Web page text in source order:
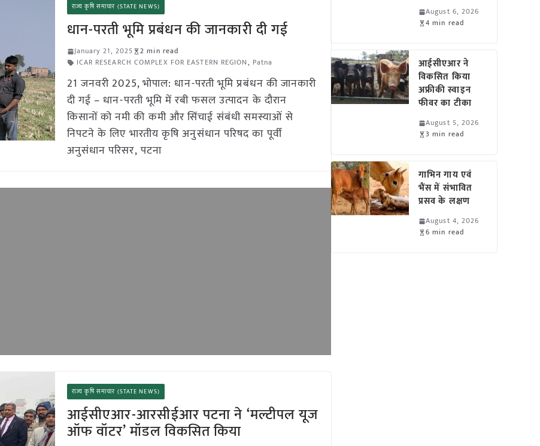
राज्य कृषि समाचार (STATE NEWS)
धान-परती भूमि प्रबंधन की जानकारी दी गई
January 21, 2025
2 min read
ICAR RESEARCH COMPLEX FOR EASTERN REGION, Patna
21 जनवरी 2025, भोपाल: धान-परती भूमि प्रबंधन की जानकारी
दी गई – धान-परती भूमि में रबी फसल उत्पादन के दौरान
किसानों को नमी की कमी और सिंचाई संबंधी समस्याओं से
निपटने के लिए भारतीय कृषि अनुसंधान परिषद का पूर्वी
अनुसंधान परिसर, पटना
राज्य कृषि समाचार (STATE NEWS)
आईसीएआर-आरसीईआर पटना ने ‘मल्टीपल यूज
ऑफ वॉटर’ मॉडल विकसित किया
August 6, 2026
4 min read
आईसीएआर ने
विकसित किया
अफ्रीकी स्वाइन
फीवर का टीका
August 5, 2026
3 min read
गाभिन गाय एवं
भैंस में संभावित
प्रसव के लक्षण
August 4, 2026
6 min read